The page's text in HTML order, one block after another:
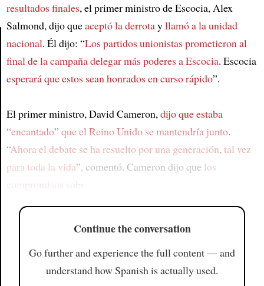
Article
resultados finales, el primer ministro de Escocia, Alex
Salmond, dijo queaceptó la derrotayllamó a la unidad
nacional. Él dijo: “Los partidos unionistas prometieronal
final de la campañadelegar más poderes a Escocia. Escocia
esperará que estos sean honradosen curso rápido”.
El primer ministro, David Cameron,dijo que estaba
“encantado” queel Reino Unido se mantendría junto.
“Ahora el debate se ha resuelto por una generación,tal vez
para toda la vida”, comentó. Cameron dijo que los
compromisos sobr
Continue the conversation
Go further and experience the full content — and
understand how Spanish is actually used.